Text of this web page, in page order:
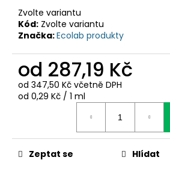
Zvolte variantu
Kód: Zvolte variantu
Značka:Ecolab produkty
od 287,19 Kč
od 347,50 Kč včetně DPH
Měrná
od 0,29 Kč / 1 ml
Zeptat se Hlídat
D
o
p
o
u